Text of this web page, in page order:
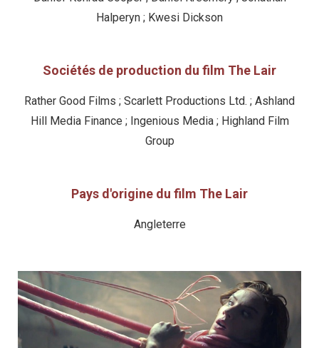
Halperyn ; Kwesi Dickson
Sociétés de production du film The Lair
Rather Good Films ; Scarlett Productions Ltd. ; Ashland
Hill Media Finance ; Ingenious Media ; Highland Film
Group
Pays d'origine du film The Lair
Angleterre